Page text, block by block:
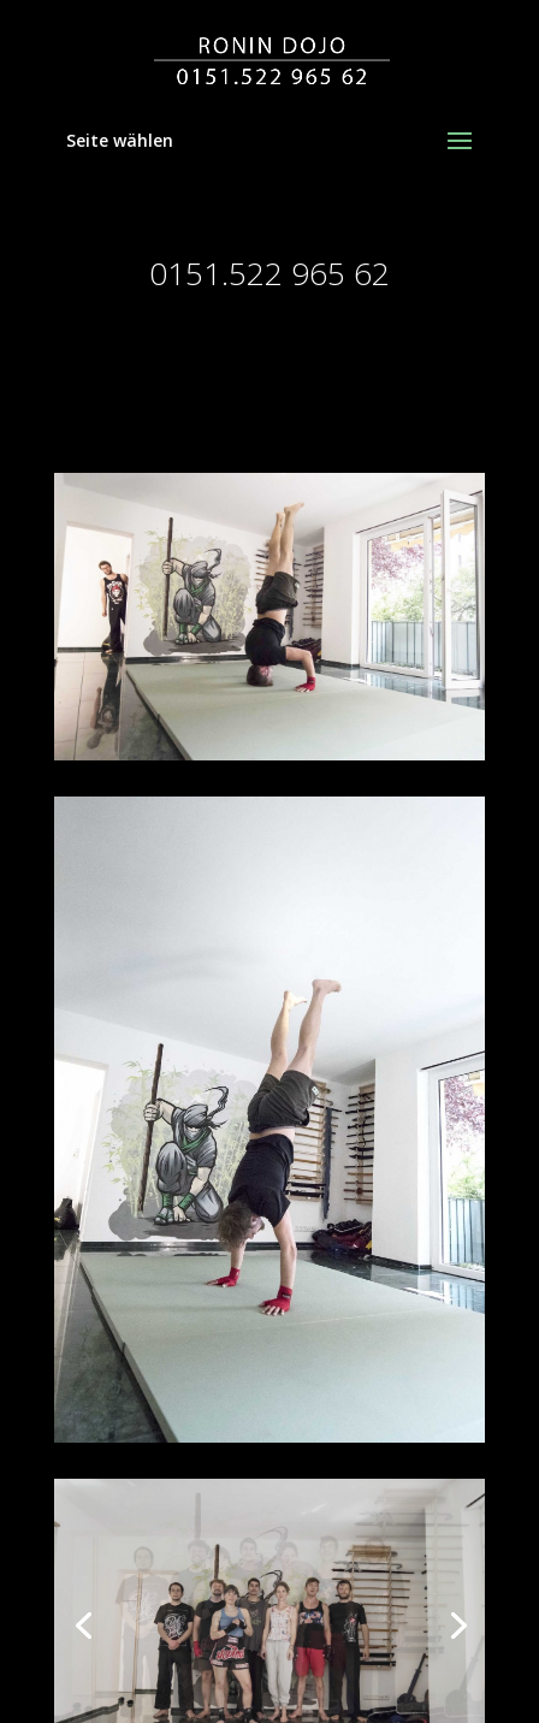
Seite wählen
0151.522 965 62